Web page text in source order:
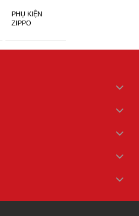
PHỤ KIỆN
ZIPPO